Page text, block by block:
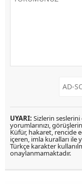
UYARI: Sizlerin
yorumlarınızı,
Küfür, hakaret, rencide
içeren, imla kuralları ile
Türkçe karakter
onaylanmamaktadır.